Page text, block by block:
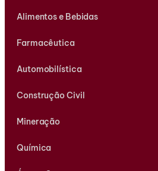
Alimentos e Bebidas
Farmacêutica
Automobilística
Construção Civil
Mineração
Química